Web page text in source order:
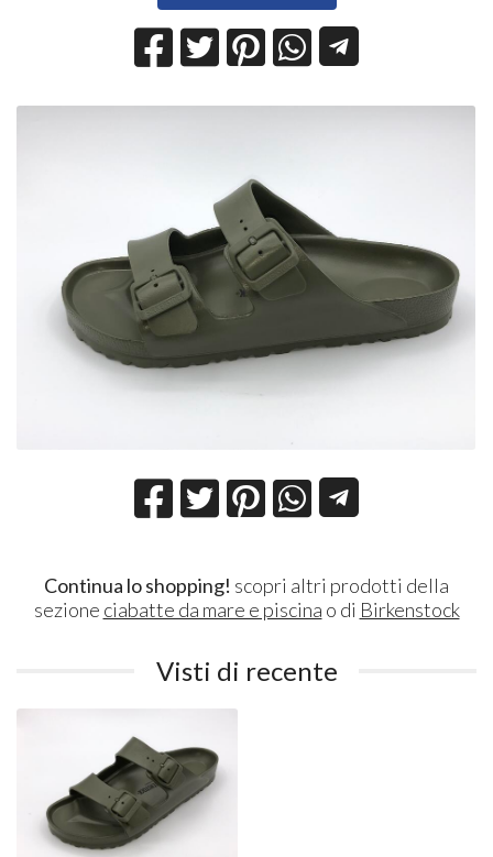
Continua lo shopping! scopri altri prodotti della
sezione ciabatte da mare e piscina o di Birkenstock
Visti di recente